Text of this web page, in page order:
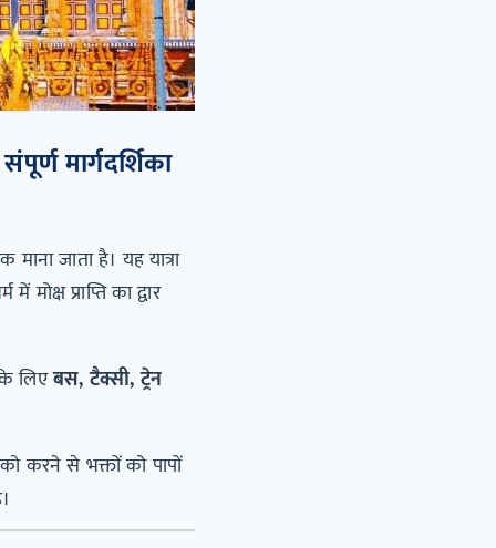
मार्गदर्शिका
जाता है। यह यात्रा
मोक्ष प्राप्ति का द्वार
के लिएबस, टैक्सी, ट्रेन
को करने से भक्तों को पापों